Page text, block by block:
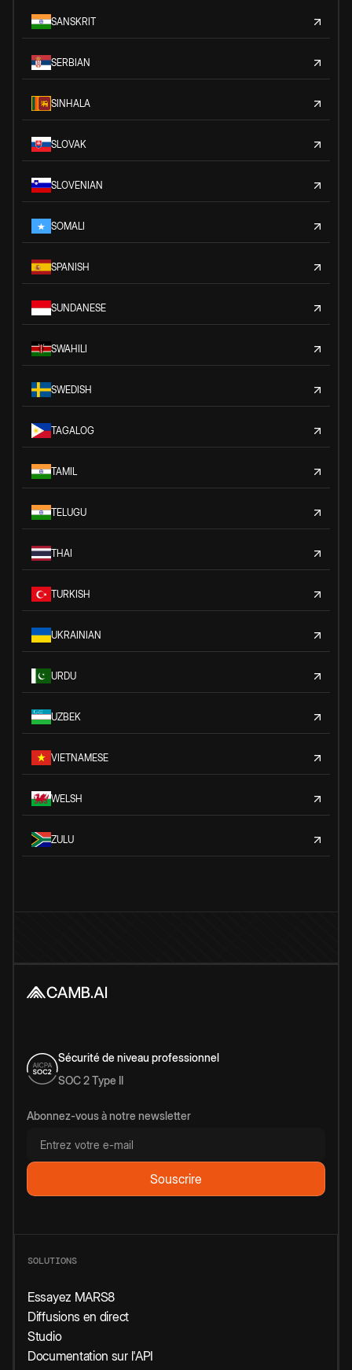
SANSKRIT
SERBIAN
SINHALA
SLOVAK
SLOVENIAN
SOMALI
SPANISH
SUNDANESE
SWAHILI
SWEDISH
TAGALOG
TAMIL
TELUGU
THAI
TURKISH
UKRAINIAN
URDU
UZBEK
VIETNAMESE
WELSH
ZULU
Sécurité de niveau professionnel
SOC 2 Type II
Abonnez-vous à notre newsletter
SOLUTIONS
Essayez MARS8
Diffusions en direct
Studio
Documentation sur l'API